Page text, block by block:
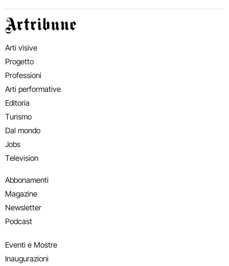
Artribune
Arti visive
Progetto
Professioni
Arti performative
Editoria
Turismo
Dal mondo
Jobs
Television
Abbonamenti
Magazine
Newsletter
Podcast
Eventi e Mostre
Inaugurazioni